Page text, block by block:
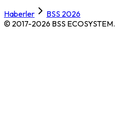
Haberler
BSS 2026
© 2017-2026 BSS ECOSYSTEM.